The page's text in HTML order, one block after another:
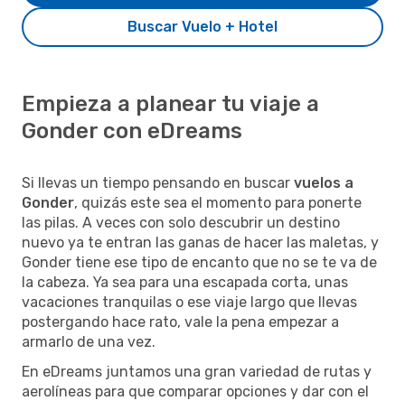
Buscar Vuelo + Hotel
Empieza a planear tu viaje a
Gonder con eDreams
Si llevas un tiempo pensando en buscar vuelos a
Gonder, quizás este sea el momento para ponerte
las pilas. A veces con solo descubrir un destino
nuevo ya te entran las ganas de hacer las maletas, y
Gonder tiene ese tipo de encanto que no se te va de
la cabeza. Ya sea para una escapada corta, unas
vacaciones tranquilas o ese viaje largo que llevas
postergando hace rato, vale la pena empezar a
armarlo de una vez.
En eDreams juntamos una gran variedad de rutas y
aerolíneas para que comparar opciones y dar con el